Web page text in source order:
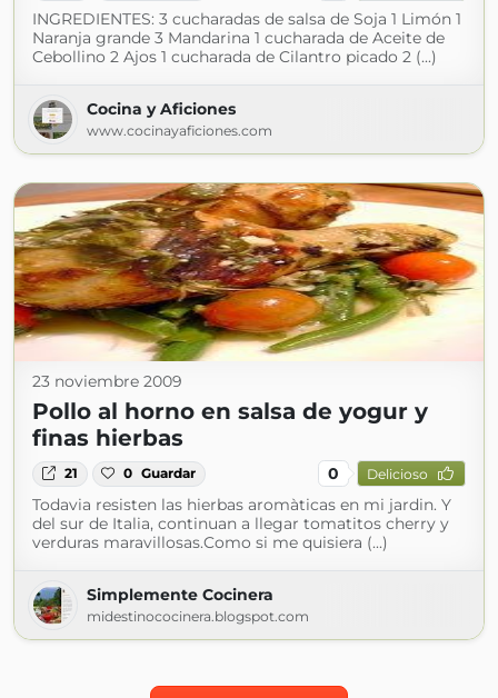
INGREDIENTES: 3 cucharadas de salsa de Soja 1 Limón 1
Naranja grande 3 Mandarina 1 cucharada de Aceite de
Cebollino 2 Ajos 1 cucharada de Cilantro picado 2 (...)
Cocina y Aficiones
www.cocinayaficiones.com
23 noviembre 2009
Pollo al horno en salsa de yogur y
finas hierbas
21 0 Guardar 0 Delicioso
Todavia resisten las hierbas aromàticas en mi jardin. Y
del sur de Italia, continuan a llegar tomatitos cherry y
verduras maravillosas.Como si me quisiera (...)
Simplemente Cocinera
midestinococinera.blogspot.com